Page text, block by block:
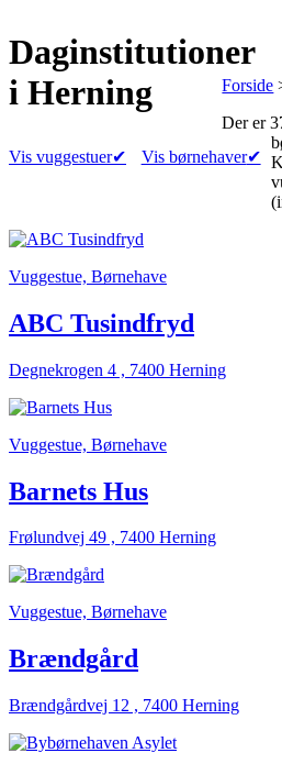
Daginstitutioner
i Herning
Vis vuggestuer✔ Vis børnehaver✔
Forside
Der er
Vuggestue, Børnehave
ABC Tusindfryd
Degnekrogen 4 , 7400 Herning
Vuggestue, Børnehave
Barnets Hus
Frølundvej 49 , 7400 Herning
Vuggestue, Børnehave
Brændgård
Brændgårdvej 12 , 7400 Herning